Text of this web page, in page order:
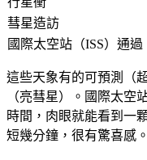
彗星造訪
國際太空站（ISS）通過
這些天象有的可預測（
（亮彗星）。 國際太空
時間，肉眼就能看到一
短幾分鐘，很有驚喜感。